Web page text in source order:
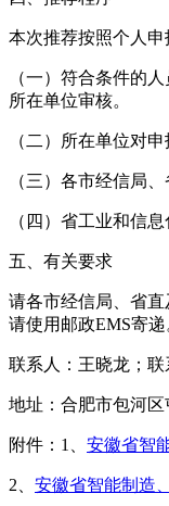
本次推荐按照个人
（一）符合条件的
所在单位审核。
（二）所在单位对
（三）各市经信局
（四）省工业和信
五、有关要求
请各市经信局、省
请使用邮政EMS寄递
联系人：王晓龙；联
地址：合肥市包河区
附件：1、 安徽省智
2、 安徽省智能制造